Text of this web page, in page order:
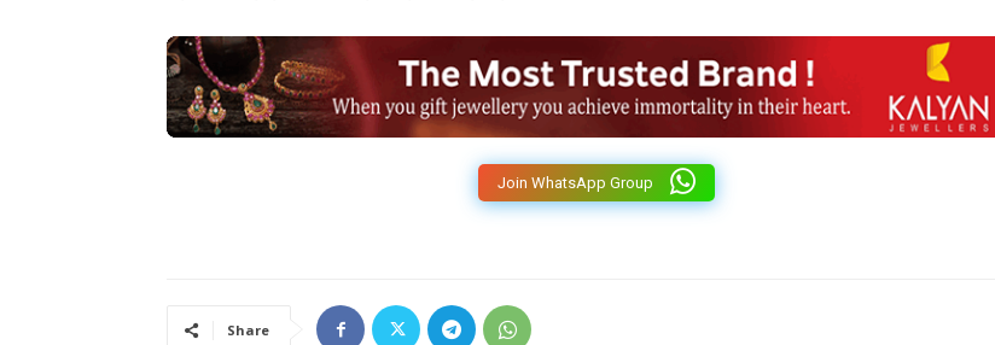
Join WhatsApp Group
Share